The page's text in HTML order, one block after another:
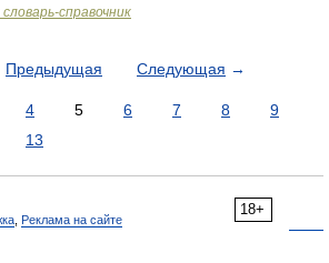
справочник
Предыдущая Следующая →
4 5 6 7 8
9
13
18+
Реклама на сайте